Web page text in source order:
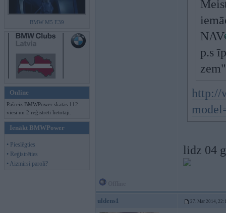
BMW M5 E39
Online
Pašreiz BMWPower skatās 112
viesi un 2 reģistrēti lietotāji.
Ienākt BMWPower
• Pieslēgties
• Reģistrēties
• Aizmirsi paroli?
NAV
p.s
http://
lidz 04
uldens1 27. Mar 2014,